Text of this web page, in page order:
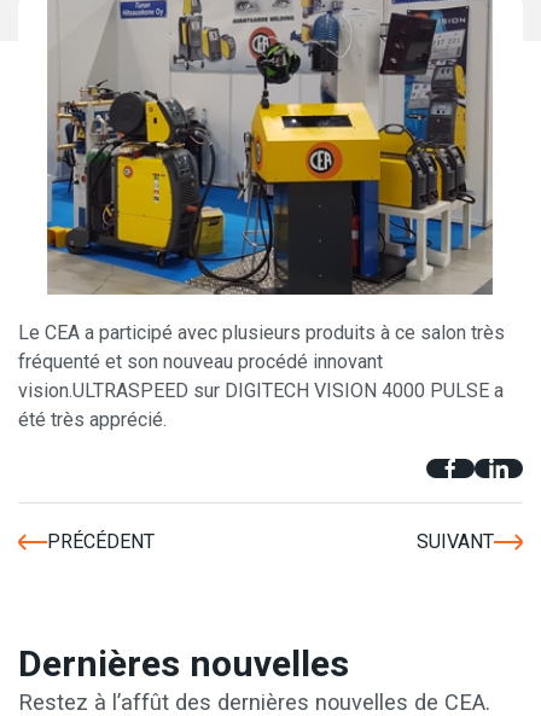
Le CEA a participé avec plusieurs produits à ce salon très
fréquenté et son nouveau procédé innovant
vision.ULTRASPEED sur DIGITECH VISION 4000 PULSE a
été très apprécié.
PRÉCÉDENT SUIVANT
Dernières nouvelles
Restez à l’affût des dernières nouvelles de CEA.